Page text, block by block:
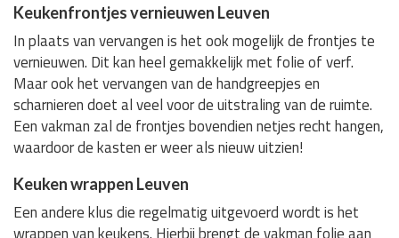
Keukenfrontjes vernieuwen Leuven
In plaats van vervangen is het ook mogelijk de frontjes te
vernieuwen. Dit kan heel gemakkelijk met folie of verf.
Maar ook het vervangen van de handgreepjes en
scharnieren doet al veel voor de uitstraling van de ruimte.
Een vakman zal de frontjes bovendien netjes recht hangen,
waardoor de kasten er weer als nieuw uitzien!
Keuken wrappen Leuven
Een andere klus die regelmatig uitgevoerd wordt is het
wrappen van keukens. Hierbij brengt de vakman folie aan